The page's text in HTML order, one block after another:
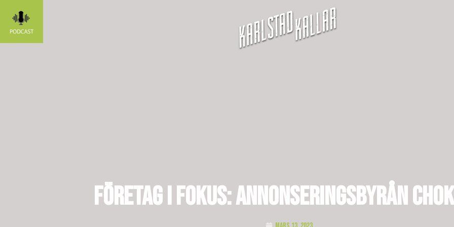
Företag i fokus: Annonseringsbyrån